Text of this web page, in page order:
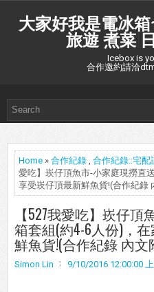
大家好我是電冰
旅遊 煮菜
Icebox is
合作邀約請洽
Home » 合作紀錄 , 合作紀錄::宅配
愛吃】崁仔頂魚市-小家庭現撈直
享受崁仔頂最新鮮魚貨!(合作紀錄
【527我愛吃】崁仔
箱套組(約4-6人份)，
鮮魚貨!(合作紀錄 內
Simon Lin 9/10/2016 12:00:00